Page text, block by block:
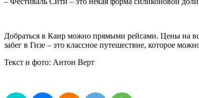
Добраться в Каир можно прямыми рейсами. Цены на
забег в Гизе – это классное путешествие, которое
Текст и фото: Антон Верт